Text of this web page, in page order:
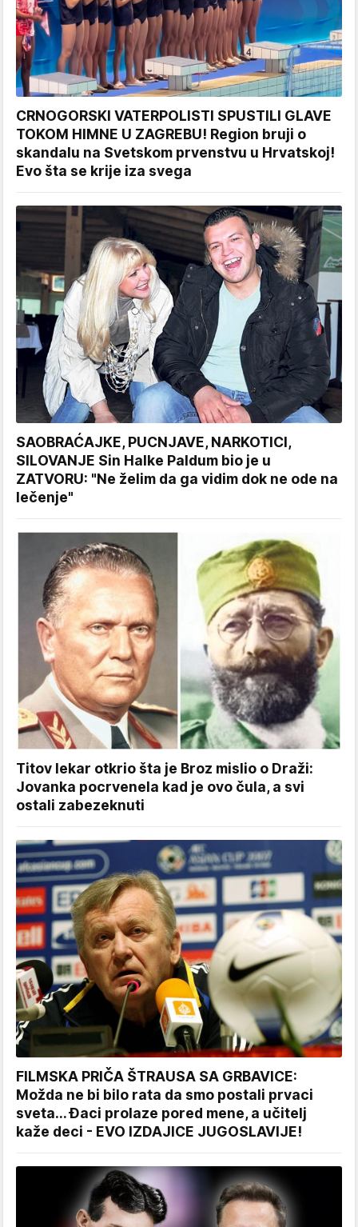
CRNOGORSKI VATERPOLISTI SPUSTILI GLAVE
TOKOM HIMNE U ZAGREBU! Region bruji o
skandalu na Svetskom prvenstvu u Hrvatskoj!
Evo šta se krije iza svega
SAOBRAĆAJKE, PUCNJAVE, NARKOTICI,
SILOVANJE Sin Halke Paldum bio je u
ZATVORU: "Ne želim da ga vidim dok ne ode na
lečenje"
Titov lekar otkrio šta je Broz mislio o Draži:
Jovanka pocrvenela kad je ovo čula, a svi
ostali zabezeknuti
FILMSKA PRIČA ŠTRAUSA SA GRBAVICE:
Možda ne bi bilo rata da smo postali prvaci
sveta... Đaci prolaze pored mene, a učitelj
kaže deci - EVO IZDAJICE JUGOSLAVIJE!